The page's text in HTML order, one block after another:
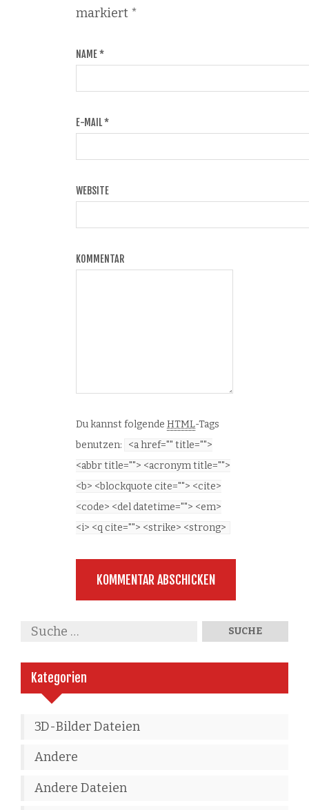
markiert *
NAME*
E-MAIL*
WEBSITE
KOMMENTAR
Du kannst folgende HTML-Tags
benutzen:
<a href="" title="">
<abbr title=""> <acronym title="">
<b> <blockquote cite=""> <cite>
<code> <del datetime=""> <em>
<i> <q cite=""> <strike> <strong>
Kategorien
3D-Bilder Dateien
Andere
Andere Dateien